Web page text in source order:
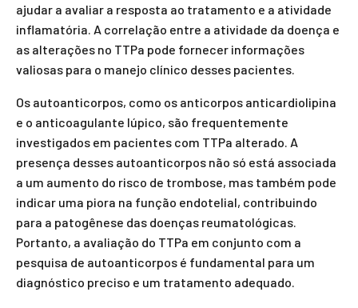
ajudar a avaliar a resposta ao tratamento e a atividade
inflamatória. A correlação entre a atividade da doença e
as alterações no TTPa pode fornecer informações
valiosas para o manejo clínico desses pacientes.
Os autoanticorpos, como os anticorpos anticardiolipina
e o anticoagulante lúpico, são frequentemente
investigados em pacientes com TTPa alterado. A
presença desses autoanticorpos não só está associada
a um aumento do risco de trombose, mas também pode
indicar uma piora na função endotelial, contribuindo
para a patogênese das doenças reumatológicas.
Portanto, a avaliação do TTPa em conjunto com a
pesquisa de autoanticorpos é fundamental para um
diagnóstico preciso e um tratamento adequado.